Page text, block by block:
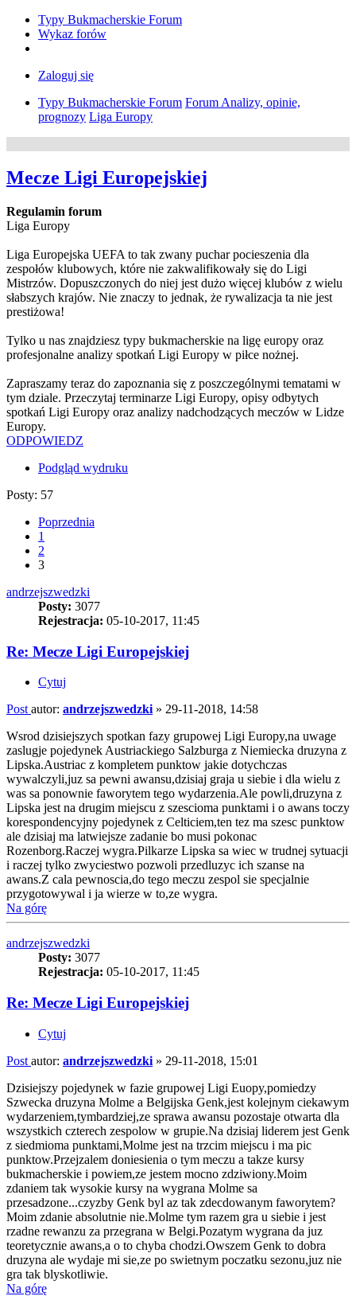
Typy Bukmacherskie Forum
Wykaz forów
Zaloguj się
Typy Bukmacherskie Forum Forum Analizy, opinie,
prognozy Liga Europy
Mecze Ligi Europejskiej
Regulamin forum
Liga Europy
Liga Europejska UEFA to tak zwany puchar pocieszenia dla
zespołów klubowych, które nie zakwalifikowały się do Ligi
Mistrzów. Dopuszczonych do niej jest dużo więcej klubów z wielu
słabszych krajów. Nie znaczy to jednak, że rywalizacja ta nie jest
prestiżowa!
Tylko u nas znajdziesz typy bukmacherskie na ligę europy oraz
profesjonalne analizy spotkań Ligi Europy w piłce nożnej.
Zapraszamy teraz do zapoznania się z poszczególnymi tematami w
tym dziale. Przeczytaj terminarze Ligi Europy, opisy odbytych
spotkań Ligi Europy oraz analizy nadchodzących meczów w Lidze
Europy.
ODPOWIEDZ
Podgląd wydruku
Posty: 57
Poprzednia
1
2
3
andrzejszwedzki
Posty: 3077
Rejestracja: 05-10-2017, 11:45
Re: Mecze Ligi Europejskiej
Cytuj
Post autor: andrzejszwedzki » 29-11-2018, 14:58
Wsrod dzisiejszych spotkan fazy grupowej Ligi Europy,na uwage
zaslugje pojedynek Austriackiego Salzburga z Niemiecka druzyna z
Lipska.Austriac z kompletem punktow jakie dotychczas
wywalczyli,juz sa pewni awansu,dzisiaj graja u siebie i dla wielu z
was sa ponownie faworytem tego wydarzenia.Ale powli,druzyna z
Lipska jest na drugim miejscu z szescioma punktami i o awans toczy
korespondencyjny pojedynek z Celticiem,ten tez ma szesc punktow
ale dzisiaj ma latwiejsze zadanie bo musi pokonac
Rozenborg.Raczej wygra.Pilkarze Lipska sa wiec w trudnej sytuacji
i raczej tylko zwyciestwo pozwoli przedluzyc ich szanse na
awans.Z cala pewnoscia,do tego meczu zespol sie specjalnie
przygotowywal i ja wierze w to,ze wygra.
Na górę
andrzejszwedzki
Posty: 3077
Rejestracja: 05-10-2017, 11:45
Re: Mecze Ligi Europejskiej
Cytuj
Post autor: andrzejszwedzki » 29-11-2018, 15:01
Dzisiejszy pojedynek w fazie grupowej Ligi Euopy,pomiedzy
Szwecka druzyna Molme a Belgijska Genk,jest kolejnym ciekawym
wydarzeniem,tymbardziej,ze sprawa awansu pozostaje otwarta dla
wszystkich czterech zespolow w grupie.Na dzisiaj liderem jest Genk
z siedmioma punktami,Molme jest na trzcim miejscu i ma pic
punktow.Przejzalem doniesienia o tym meczu a takze kursy
bukmacherskie i powiem,ze jestem mocno zdziwiony.Moim
zdaniem tak wysokie kursy na wygrana Molme sa
przesadzone...czyzby Genk byl az tak zdecdowanym faworytem?
Moim zdanie absolutnie nie.Molme tym razem gra u siebie i jest
rzadne rewanzu za przegrana w Belgi.Pozatym wygrana da juz
teoretycznie awans,a o to chyba chodzi.Owszem Genk to dobra
druzyna ale wydaje mi sie,ze po swietnym poczatku sezonu,juz nie
gra tak blyskotliwie.
Na górę